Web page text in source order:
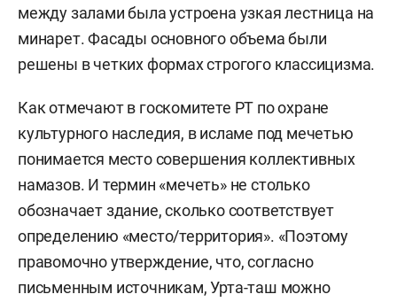
между залами была устроена узкая лестница на
минарет. Фасады основного объема были
решены в четких формах строгого классицизма.
Как отмечают в госкомитете РТ по охране
культурного наследия, в исламе под мечетью
понимается место совершения коллективных
намазов. И термин «мечеть» не столько
обозначает здание, сколько соответствует
определению «место/территория». «Поэтому
правомочно утверждение, что, согласно
письменным источникам, Урта-таш можно